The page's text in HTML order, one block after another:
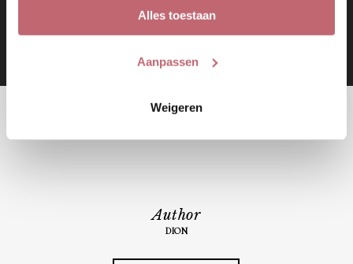
Alles toestaan
Aanpassen
Weigeren
Author
DION